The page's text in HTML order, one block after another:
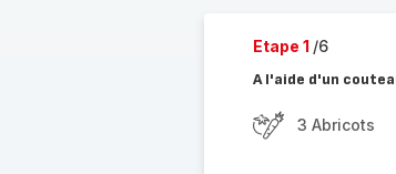
Etape 1 /6
A l'aide d'un
3 Abricots